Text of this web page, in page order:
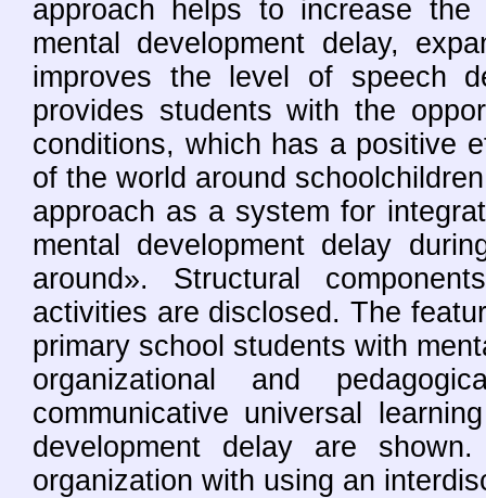
approach helps to increase
mental development delay,
improves the level of speech
provides students with the
conditions, which has a positive
of the world around
approach as a system for
mental development delay
around». Structural
activities are disclosed. The
primary school students with
organizational and
communicative universal
development delay are
organization with using an